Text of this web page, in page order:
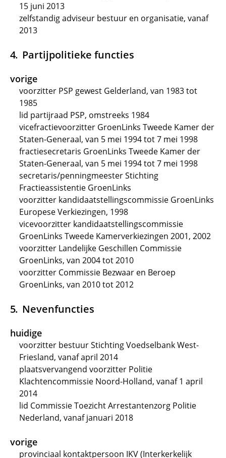
15 juni 2013
zelfstandig adviseur bestuur en organisatie, vanaf
2013
Partijpolitieke functies
vorige
voorzitter PSP gewest Gelderland, van 1983 tot
1985
lid partijraad PSP, omstreeks 1984
vicefractievoorzitter GroenLinks Tweede Kamer der
Staten-Generaal, van 5 mei 1994 tot 7 mei 1998
fractiesecretaris GroenLinks Tweede Kamer der
Staten-Generaal, van 5 mei 1994 tot 7 mei 1998
secretaris/penningmeester Stichting
Fractieassistentie GroenLinks
voorzitter kandidaatstellingscommissie GroenLinks
Europese Verkiezingen, 1998
vicevoorzitter kandidaatstellingscommissie
GroenLinks Tweede Kamerverkiezingen 2001, 2002
voorzitter Landelijke Geschillen Commissie
GroenLinks, van 2004 tot 2010
voorzitter Commissie Bezwaar en Beroep
GroenLinks, van 2010 tot 2012
Nevenfuncties
huidige
voorzitter bestuur Stichting Voedselbank West-
Friesland, vanaf april 2014
plaatsvervangend voorzitter Politie
Klachtencommissie Noord-Holland, vanaf 1 april
2014
lid Commissie Toezicht Arrestantenzorg Politie
Nederland, vanaf januari 2018
vorige
provinciaal kontaktpersoon IKV (Interkerkelijk